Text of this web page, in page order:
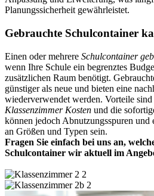
Planungssicherheit gewährleistet.
Gebrauchte Schulcontainer
Einen oder mehrere Schulcontainer
wenn Ihre Schule ein begrenztes
zusätzlichen Raum benötigt.
günstiger als neue und bieten eine
wiederverwendet werden. Vorteile sind
Klassenzimmer Kosten und die
können jedoch Abnutzungsspuren und
an Größen und Typen sein.
Fragen Sie einfach bei uns an,
Schulcontainer wir aktuell im